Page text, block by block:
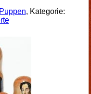
, Kategorie: